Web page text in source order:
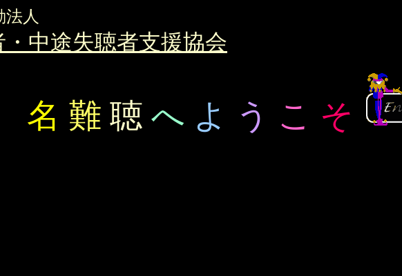
人
中途失聴者支援協会
名 難 聴 へ よ う こ そ